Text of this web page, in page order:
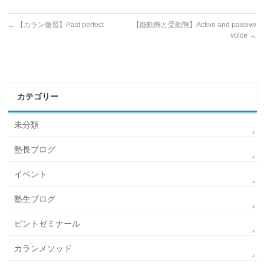
← 【カラン復習】Past perfect
【能動態と受動態】Active and passive
voice →
カテゴリー
未分類
塾長ブログ
イベント
塾生ブログ
ピントゼミナール
カランメソッド